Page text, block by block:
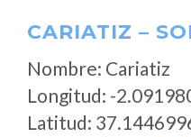
CARIATIZ –
Nombre: Cariatiz
Longitud: -
Latitud: